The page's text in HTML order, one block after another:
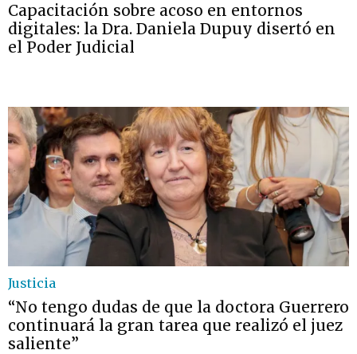
Capacitación sobre acoso en entornos
digitales: la Dra. Daniela Dupuy disertó en
el Poder Judicial
Justicia
“No tengo dudas de que la doctora Guerrero
continuará la gran tarea que realizó el juez
saliente”